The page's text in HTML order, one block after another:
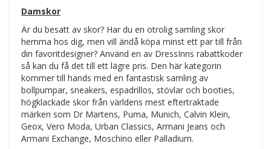
Damskor
Är du besatt av skor? Har du en otrolig samling skor
hemma hos dig, men vill ändå köpa minst ett par till från
din favoritdesigner? Använd en av DressInns rabattkoder
så kan du få det till ett lägre pris. Den här kategorin
kommer till hands med en fantastisk samling av
bollpumpar, sneakers, espadrillos, stövlar och booties,
högklackade skor från världens mest eftertraktade
märken som Dr Martens, Puma, Munich, Calvin Klein,
Geox, Vero Moda, Urban Classics, Armani Jeans och
Armani Exchange, Moschino eller Palladium.